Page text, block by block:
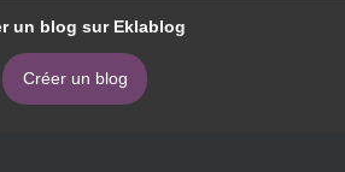
un blog sur Eklablog
Créer un blog